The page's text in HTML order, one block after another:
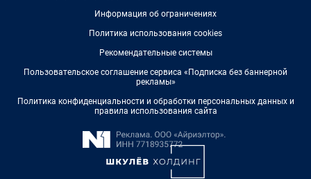
Информация об ограничениях
Политика использования cookies
Рекомендательные системы
Пользовательское соглашение сервиса «Подписка без баннерной
рекламы»
Политика конфиденциальности и обработки персональных данных и
правила использования сайта